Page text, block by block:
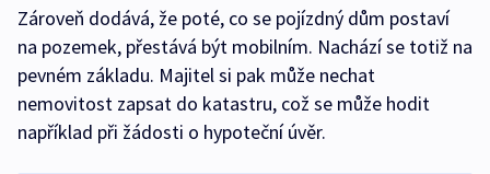
Zároveň dodává, že poté, co se pojízdný dům postaví
na pozemek, přestává být mobilním. Nachází se totiž na
pevném základu. Majitel si pak může nechat
nemovitost zapsat do katastru, což se může hodit
například při žádosti o hypoteční úvěr.